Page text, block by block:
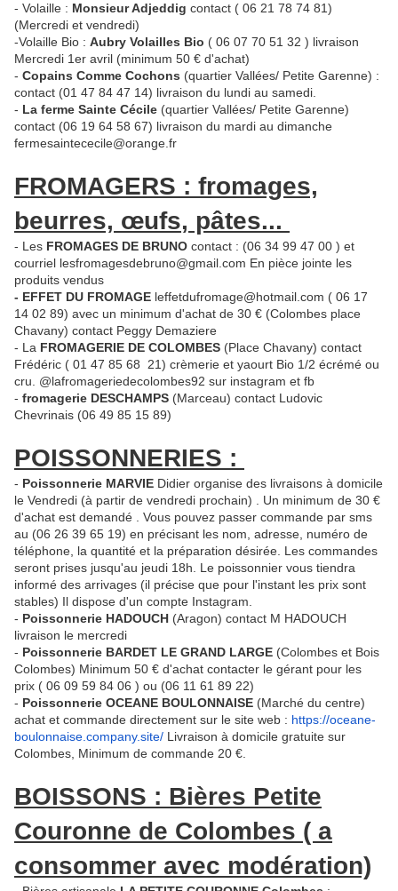
- Volaille : Monsieur Adjeddig contact ( 06 21 78 74 81)
(Mercredi et vendredi)
-Volaille Bio : Aubry Volailles Bio ( 06 07 70 51 32 ) livraison
Mercredi 1er avril (minimum 50 € d'achat)
- Copains Comme Cochons (quartier Vallées/ Petite Garenne) :
contact (01 47 84 47 14) livraison du lundi au samedi.
- La ferme Sainte Cécile (quartier Vallées/ Petite Garenne)
contact (06 19 64 58 67) livraison du mardi au dimanche
fermesaintececile@orange.fr
FROMAGERS : fromages,
beurres, œufs, pâtes...
- Les FROMAGES DE BRUNO contact : (06 34 99 47 00 ) et
courriel lesfromagesdebruno@gmail.com En pièce jointe les
produits vendus
- EFFET DU FROMAGE leffetdufromage@hotmail.com ( 06 17
14 02 89) avec un minimum d'achat de 30 € (Colombes place
Chavany) contact Peggy Demaziere
- La FROMAGERIE DE COLOMBES (Place Chavany) contact
Frédéric ( 01 47 85 68 21) crèmerie et yaourt Bio 1/2 écrémé ou
cru. @lafromageriedecolombes92 sur instagram et fb
- fromagerie DESCHAMPS (Marceau) contact Ludovic
Chevrinais (06 49 85 15 89)
POISSONNERIES :
- Poissonnerie MARVIE Didier organise des livraisons à domicile
le Vendredi (à partir de vendredi prochain) . Un minimum de 30 €
d'achat est demandé . Vous pouvez passer commande par sms
au (06 26 39 65 19) en précisant les nom, adresse, numéro de
téléphone, la quantité et la préparation désirée. Les commandes
seront prises jusqu'au jeudi 18h. Le poissonnier vous tiendra
informé des arrivages (il précise que pour l'instant les prix sont
stables) Il dispose d'un compte Instagram.
- Poissonnerie HADOUCH (Aragon) contact M HADOUCH
livraison le mercredi
- Poissonnerie BARDET LE GRAND LARGE (Colombes et Bois
Colombes) Minimum 50 € d'achat contacter le gérant pour les
prix ( 06 09 59 84 06 ) ou (06 11 61 89 22)
- Poissonnerie OCEANE BOULONNAISE (Marché du centre)
achat et commande directement sur le site web : https://oceane-
boulonnaise. company.site/ Livraison à domicile gratuite sur
Colombes, Minimum de commande 20 €.
BOISSONS : Bières Petite
Couronne de Colombes ( a
consommer avec modération)